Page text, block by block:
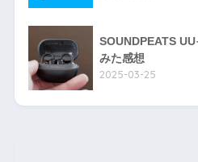
SOUNDPEATS
みた感想
2025-03-25